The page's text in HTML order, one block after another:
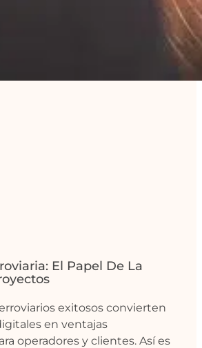
El Papel De La
exitosos convierten
en ventajas
operadores y clientes. Así es